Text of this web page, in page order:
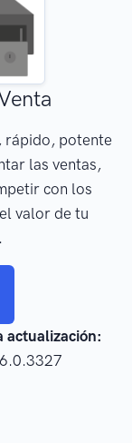
rápido, potente
las ventas,
con los
valor de tu
actualización:
6.0.3327